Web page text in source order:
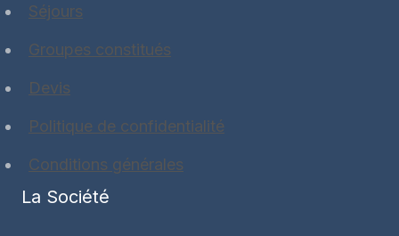
Séjours
Groupes constitués
Devis
Politique de confidentialité
Conditions générales
La Société